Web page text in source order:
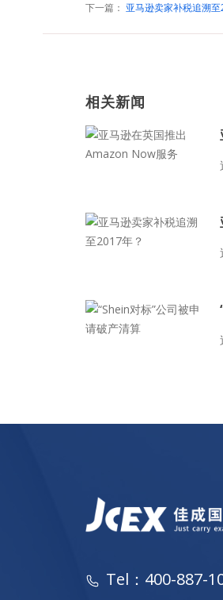
下一篇： 亚马逊卖家补税追溯至
相关新闻
Tel：400-887-